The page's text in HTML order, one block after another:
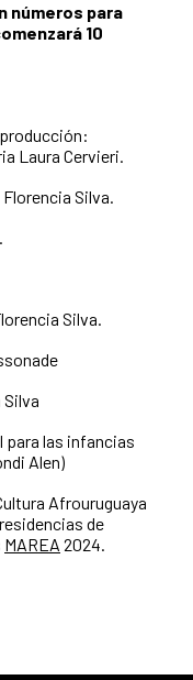
números para
10
Laura Cervieri.
Silva.
Silva.
para las infancias
Alen)
Afrouruguaya
de
MAREA 2024.